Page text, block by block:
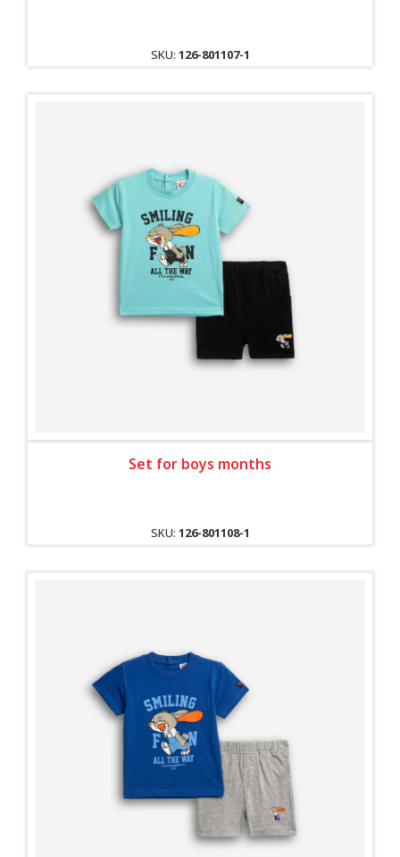
SKU: 126-801107-1
Set for boys months
SKU: 126-801108-1